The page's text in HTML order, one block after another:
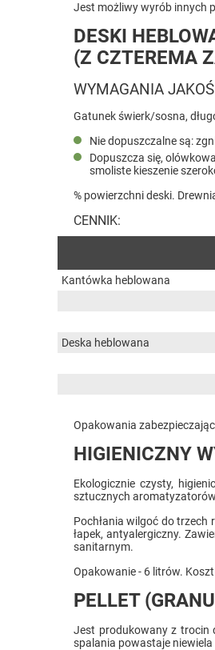
Jest możliwy wyrób innych
DESKI
(Z CZTEREMA
WYMAGANIA
Gatunek świerk/sosna,
Nie dopuszczalne są:
Dopuszcza się,
smoliste kieszenie
% powierzchni deski.
CENNIK:
Kantówka heblowana
Deska heblowana
Opakowania
HIGIENICZNY
Ekologicznie czysty,
sztucznych
Pochłania wilgoć do trzech
łapek, antyalergiczny.
sanitarnym.
Opakowanie - 6 litrów. Koszt
PELLET
Jest produkowany z trocin
spalania powastaje niewiela